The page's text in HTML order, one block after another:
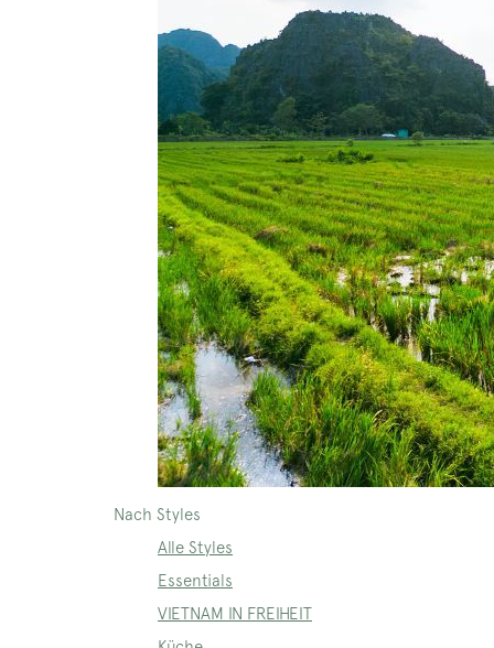
Nach Styles
Alle Styles
Essentials
VIETNAM IN FREIHEIT